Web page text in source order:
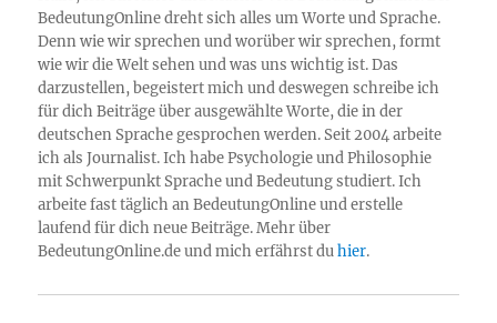
BedeutungOnline dreht sich alles um Worte und Sprache.
Denn wie wir sprechen und worüber wir sprechen, formt
wie wir die Welt sehen und was uns wichtig ist. Das
darzustellen, begeistert mich und deswegen schreibe ich
für dich Beiträge über ausgewählte Worte, die in der
deutschen Sprache gesprochen werden. Seit 2004 arbeite
ich als Journalist. Ich habe Psychologie und Philosophie
mit Schwerpunkt Sprache und Bedeutung studiert. Ich
arbeite fast täglich an BedeutungOnline und erstelle
laufend für dich neue Beiträge. Mehr über
BedeutungOnline.de und mich erfährst duhier.